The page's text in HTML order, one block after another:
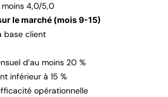
moins 4,0/5,0
le marché (mois 9-15)
base client
d’au moins 20 %
inférieur à 15 %
opérationnelle